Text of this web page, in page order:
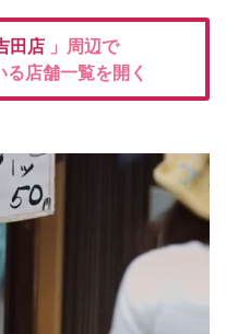
田店 」周辺で
店舗一覧を開く